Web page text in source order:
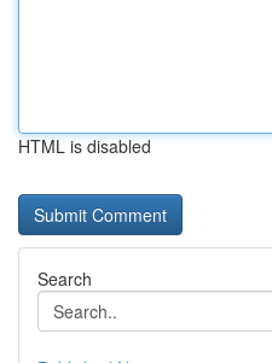
HTML is disabled
Search